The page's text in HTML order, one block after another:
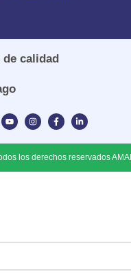
calidad
los derechos reservados